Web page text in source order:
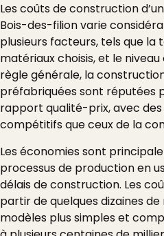
Les coûts de construction
Bois-des-filion varie
plusieurs facteurs, tels que la
matériaux choisis, et le
règle générale, la
préfabriquées sont réputées
rapport qualité-prix, avec
compétitifs que ceux de la
Les économies sont
processus de production en
délais de construction. Les
partir de quelques dizaines
modèles plus simples et